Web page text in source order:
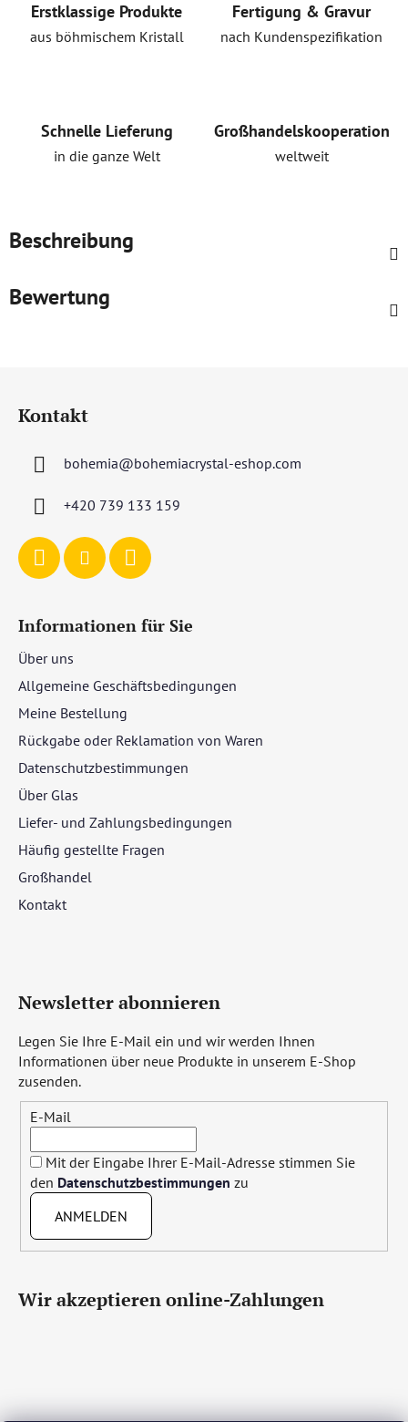
Erstklassige Produkte
aus böhmischem Kristall
Fertigung & Gravur
nach Kundenspezifikation
Schnelle Lieferung
in die ganze Welt
Großhandelskooperation
weltweit
Beschreibung
Bewertung
Kontakt
bohemia@bohemiacrystal-eshop.com
+420 739 133 159
Informationen für Sie
Über uns
Allgemeine Geschäftsbedingungen
Meine Bestellung
Rückgabe oder Reklamation von Waren
Datenschutzbestimmungen
Über Glas
Liefer- und Zahlungsbedingungen
Häufig gestellte Fragen
Großhandel
Kontakt
Newsletter abonnieren
Legen Sie Ihre E-Mail ein und wir werden Ihnen
Informationen über neue Produkte in unserem E-Shop
zusenden.
E-Mail
Mit der Eingabe Ihrer E-Mail-Adresse stimmen Sie
den Datenschutzbestimmungen zu
ANMELDEN
Wir akzeptieren online-Zahlungen